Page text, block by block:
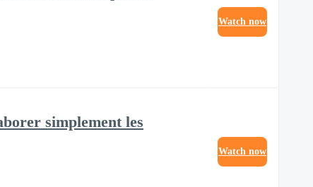
Watch now
simplement les
Watch now